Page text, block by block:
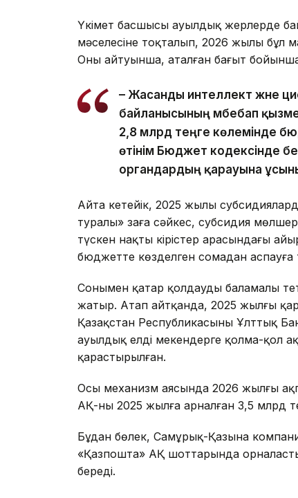
Үкімет басшысы ауылдық жерлерде
мәселесіне тоқталып, 2026 жылы бұл
Оның айтуынша, аталған бағыт
– Жасанды интеллект және
байланысының әмбебап
2,8 млрд теңге көлемінде
өтінім Бюджет кодексінде
органдардың қарауына
Айта кетейік, 2025 жылы
туралы» заңға сәйкес, субсидия
түскен нақты кірістер арасындағы
бюджетте көзделген сомадан аспауға
Сонымен қатар қолдаудың баламалы
жатыр. Атап айтқанда, 2025 жылғы
Қазақстан Республикасының Ұлттық
ауылдық елді мекендерге қолма-қол
қарастырылған.
Осы механизм аясында 2026 жылғы
АҚ-ның 2025 жылға арналған 3,5 млрд
Бұдан бөлек, Самұрық-Қазына
«Қазпошта» АҚ шоттарында
береді.